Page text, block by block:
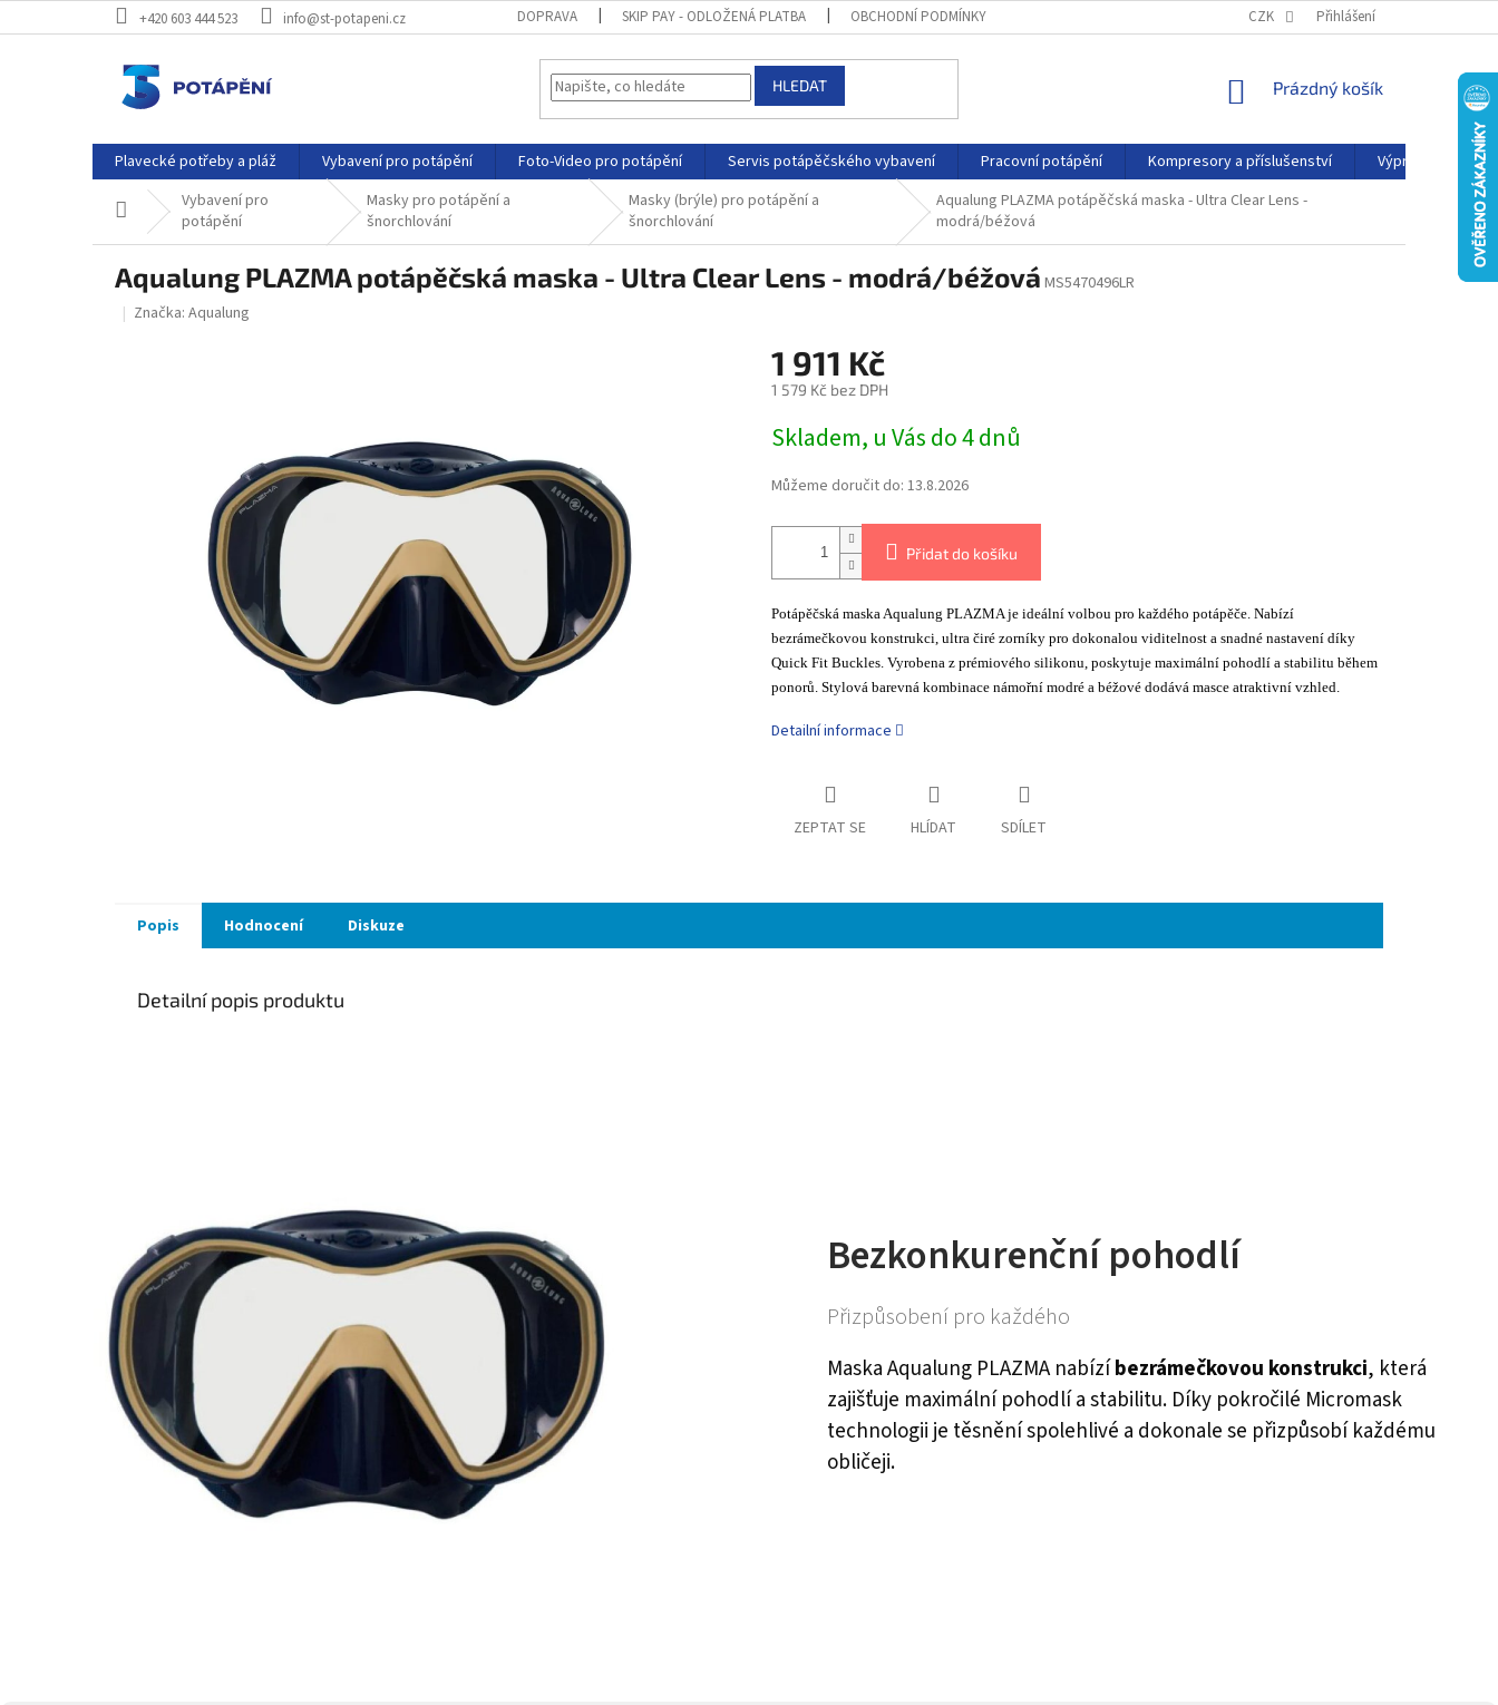
na
+420 603 444 523 info@st-potapeni.cz DOPRAVA SKIP PAY - ODLOŽENÁ PLATBA OBCHODNÍ PODMÍNKY PODMÍNKY OCHRANY OSOBNÍCH ÚDAJŮ KONTAKTY
CZK Přihlášení
HLEDAT
NÁKUPNÍ
Prázdný košík
Plavecké potřeby a pláž Vybavení pro potápění Foto-Video pro potápění Servis potápěčského vybavení Pracovní potápění Kompresory a příslušenství Výprodej
Domů Vybavení pro
potápění
Masky pro potápění a
šnorchlování
Masky (brýle) pro potápění a
šnorchlování
Aqualung PLAZMA potápěčská maska - Ultra Clear Lens -
modrá/béžová
Aqualung PLAZMA potápěčská maska - Ultra Clear Lens - modrá/béžová MS5470496LR
Značka: Aqualung
1 911 Kč
1 579 Kč bez DPH
Skladem, u Vás do 4 dnů
Můžeme doručit do: 13.8.2026
Přidat do košíku
Potápěčská maska Aqualung PLAZMA je ideální volbou pro každého potápěče. Nabízí
bezrámečkovou konstrukci, ultra čiré zorníky pro dokonalou viditelnost a snadné nastavení díky
Quick Fit Buckles. Vyrobena z prémiového silikonu, poskytuje maximální pohodlí a stabilitu během
ponorů. Stylová barevná kombinace námořní modré a béžové dodává masce atraktivní vzhled.
Detailní informace
ZEPTAT SE HLÍDAT SDÍLET
Popis Hodnocení Diskuze
Detailní popis produktu
Bezkonkurenční pohodlí
Přizpůsobení pro každého
Maska Aqualung PLAZMA nabízíbezrámečkovou konstrukci, která
zajišťuje maximální pohodlí a stabilitu. Díky pokročilé Micromask
technologii je těsnění spolehlivé a dokonale se přizpůsobí každému
obličeji.